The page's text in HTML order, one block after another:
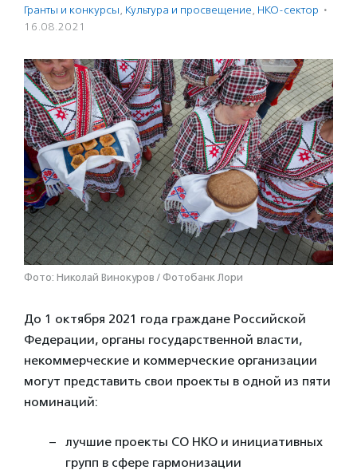
Гранты и конкурсы, Культура и просвещение, НКО-сектор ·
16.08.2021
Фото: Николай Винокуров / Фотобанк Лори
До 1 октября 2021 года граждане Российской
Федерации, органы государственной власти,
некоммерческие и коммерческие организации
могут представить свои проекты в одной из пяти
номинаций:
лучшие проекты СО НКО и инициативных
групп в сфере гармонизации